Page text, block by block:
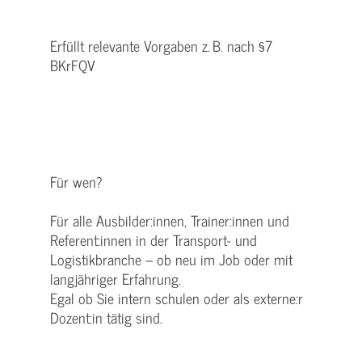
Erfüllt relevante Vorgaben z. B. nach §7
BKrFQV
Für wen?
Für alle Ausbilder:innen, Trainer:innen und
Referent:innen in der Transport- und
Logistikbranche – ob neu im Job oder mit
langjähriger Erfahrung.
Egal ob Sie intern schulen oder als externe:r
Dozent:in tätig sind.